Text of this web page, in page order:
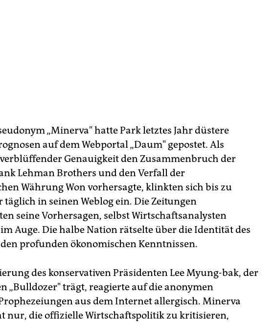
„Minerva" hatte Park letztes Jahr düstere
auf dem Webportal „Daum" gepostet. Als
Genauigkeit den Zusammenbruch der
Lehman Brothers und den Verfall der
Währung Won vorhersagte, klinkten sich bis zu
täglich in seinen Weblog ein. Die Zeitungen
seine Vorhersagen, selbst Wirtschaftsanalysten
Auge. Die halbe Nation rätselte über die Identität des
profunden ökonomischen Kenntnissen.
des konservativen Präsidenten Lee Myung-bak, der
„Bulldozer" trägt, reagierte auf die anonymen
aus dem Internet allergisch. Minerva
nur, die offizielle Wirtschaftspolitik zu kritisieren,